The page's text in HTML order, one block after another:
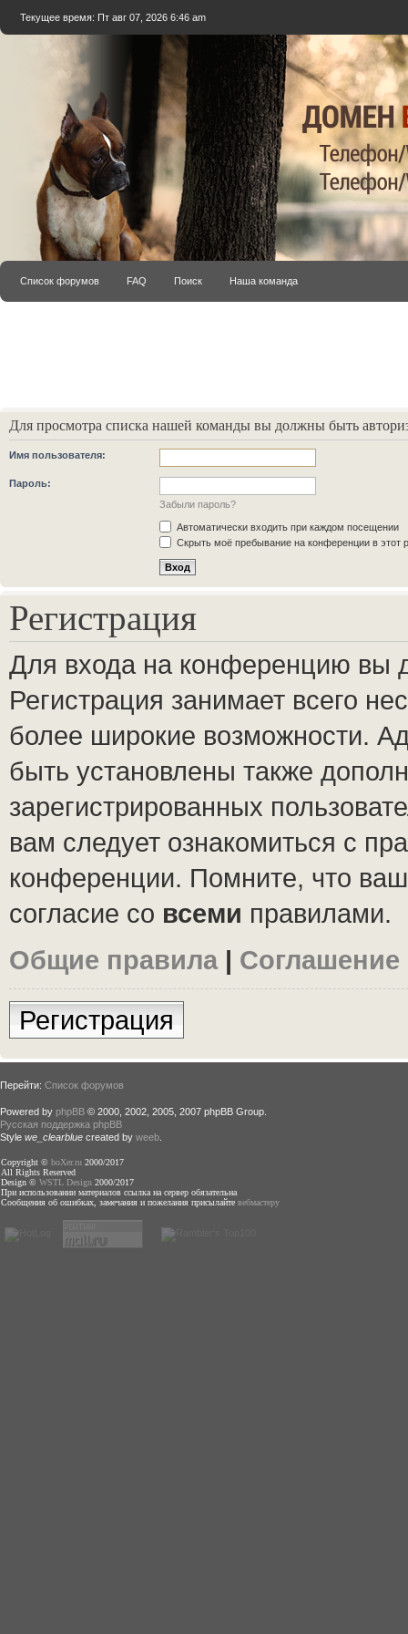
Текущее время: Пт авг 07, 2026 6:46 am
Список форумов FAQ Поиск Наша команда
Для просмотра списка нашей команды вы должны быть
Имя пользователя:
Пароль:
Забыли пароль?
Автоматически входить при каждом посещении
Скрыть моё пребывание на конференции в этот
Регистрация
Для входа на конференцию вы
Регистрация занимает всего
более широкие возможности.
быть установлены также
зарегистрированных
вам следует ознакомиться с
конференции. Помните, что
согласие со всеми правилами.
Общие правила |
Регистрация
Перейти: Список форумов
Powered by phpBB © 2000, 2002, 2005, 2007 phpBB Group.
Русская поддержка phpBB
Style we_clearblue created by weeb
Copyright © boXer.ru 2000/2017
All Rights Reserved
Design © WSTL Design 2000/2017
При использовании материалов ссылка на сервер обязательна
Сообщения об ошибках, замечания и пожелания присылайте вебмастеру